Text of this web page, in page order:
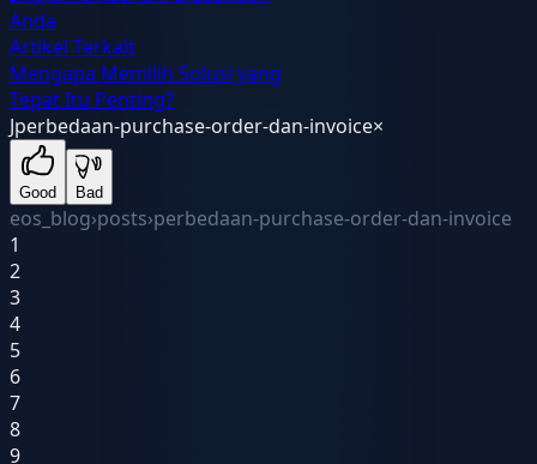
Anda
Artikel Terkait
Mengapa Memilih Solusi yang
Tepat Itu Penting?
Jperbedaan-purchase-order-dan-invoice×
Good Bad
eos_blog›posts›perbedaan-purchase-order-dan-invoice
1
2
3
4
5
6
7
8
9